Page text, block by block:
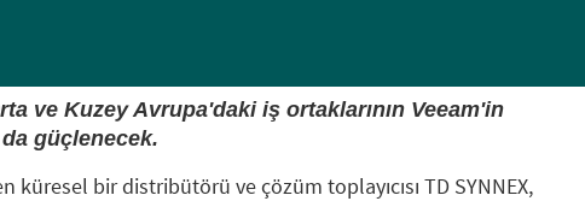
ve Kuzey Avrupa'daki iş ortaklarının Veeam'in
güçlenecek.
küresel bir distribütörü ve çözüm toplayıcısı TD SYNNEX,